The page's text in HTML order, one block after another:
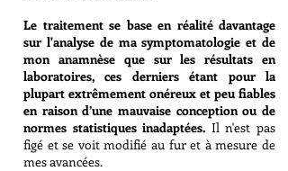
Le traitement se base en réalité davantage
sur l'analyse de ma symptomatologie et de
mon anamnèse que sur les résultats en
laboratoires, ces derniers étant pour la
plupart extrêmement onéreux et peu fiables
en raison d’une mauvaise conception ou de
normes statistiques inadaptées. Il n'est pas
figé et se voit modifié au fur et à mesure de
mes avancées.